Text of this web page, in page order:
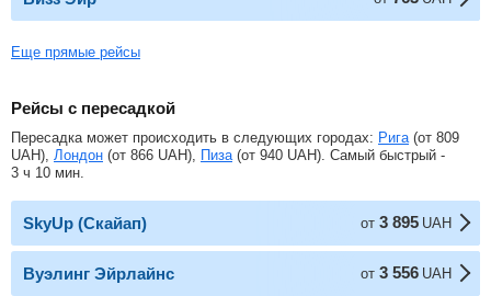
Еще прямые рейсы
Рейсы с пересадкой
Пересадка может происходить в следующих городах: Рига (от 809
UAH), Лондон (от 866 UAH), Пиза (от 940 UAH). Самый быстрый -
3 ч 10 мин.
SkyUp (Скайап) от 3 895 UAH
Вуэлинг Эйрлайнс от 3 556 UAH